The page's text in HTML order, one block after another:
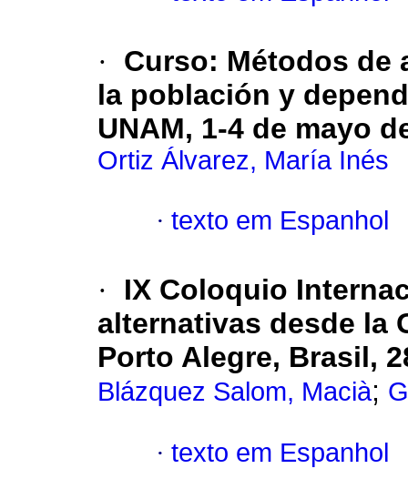
·
Curso: Métodos de
la población y
UNAM, 1-4 de mayo
Ortiz Álvarez, María Inés
· texto em Espanhol
·
IX Coloquio
alternativas desde la
Porto Alegre, Brasil,
Blázquez Salom, Macià;
· texto em Espanhol